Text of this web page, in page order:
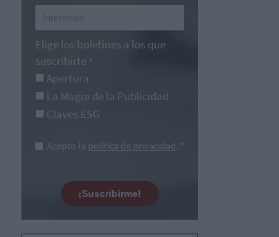
Elige los boletines a los que
suscribirte *
Apertura
La Magia de la Publicidad
Claves ESG
Acepto la política de privacidad. *
¡Suscribirme!